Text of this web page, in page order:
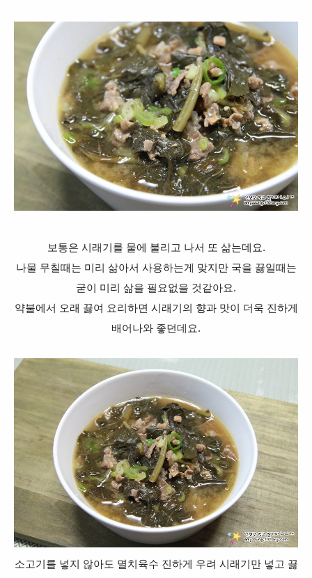
보통은 시래기를 물에 불리고 나서 또 삶는데요.
나물 무칠때는 미리 삶아서 사용하는게 맞지만 국을 끓일때는
굳이 미리 삶을 필요없을 것같아요.
약불에서 오래 끓여 요리하면 시래기의 향과 맛이 더욱 진하게
배어나와 좋던데요.
소고기를 넣지 않아도 멸치육수 진하게 우려 시래기만 넣고 끓